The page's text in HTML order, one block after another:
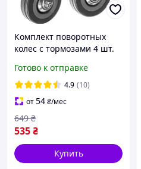
Комплект поворотных
колес с тормозами 4 шт.
Готово к отправке
4.9 (10)
от54₴/мес
535₴
649 ₴
Купить